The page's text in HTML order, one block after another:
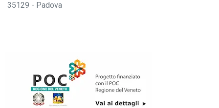
35129 - Padova